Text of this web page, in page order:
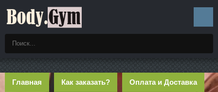
Главная Как заказать? Оплата и Доставка